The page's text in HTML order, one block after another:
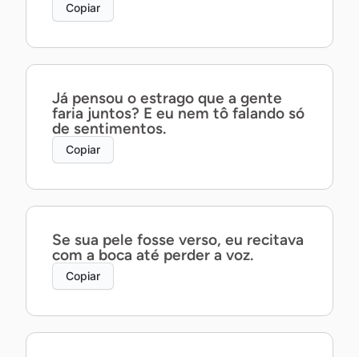
Copiar
Já pensou o estrago que a gente
faria juntos? E eu nem tô falando só
de sentimentos.
Copiar
Se sua pele fosse verso, eu recitava
com a boca até perder a voz.
Copiar